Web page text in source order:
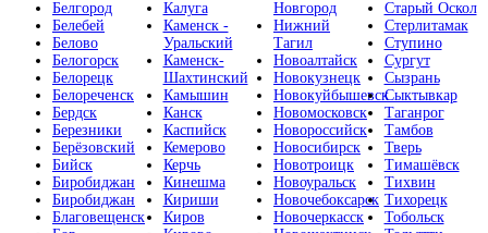
Белгород
Белебей
Белово
Белогорск
Белорецк
Белореченск
Бердск
Березники
Берёзовский
Бийск
Биробиджан
Биробиджан
Благовещенск
Калуга
Каменск -
Уральский
Каменск-
Шахтинский
Камышин
Канск
Каспийск
Кемерово
Керчь
Кинешма
Кириши
Киров
Новгород
Нижний
Тагил
Новоалтайск
Новокузнецк
Новокуйбышевск
Новомосковск
Новороссийск
Новосибирск
Новотроицк
Новоуральск
Новочебоксарск
Новочеркасск
Старый Оскол
Стерлитамак
Ступино
Сургут
Сызрань
Сыктывкар
Таганрог
Тамбов
Тверь
Тимашёвск
Тихвин
Тихорецк
Тобольск